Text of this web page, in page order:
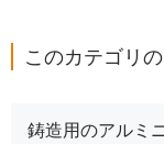
このカテゴリ
鋳造用のアルミ